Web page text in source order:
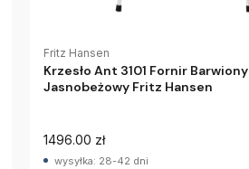
Fritz Hansen
Krzesło Ant 3101 Fornir Barwiony
Jasnobeżowy Fritz Hansen
1496.00 zł
wysyłka: 28-42 dni